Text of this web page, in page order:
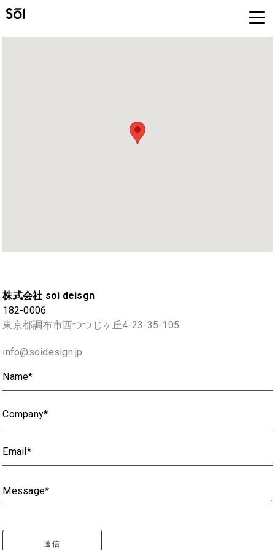
Name*
Company*
Email*
Message*
送信
株式会社 soi deisgn
182-0006
東京都調布市西つつじヶ丘4-23-35-105
info@soidesign.jp